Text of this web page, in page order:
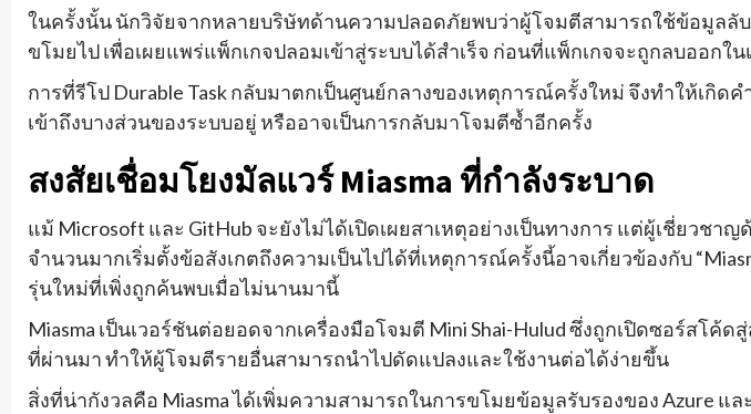
ในครั้งนั้น นักวิจัยจากหลายบริษัทด้านความปลอดภัยพบว่าผู้โจมตีสามารถใช้ข้อมูลลับ
ขโมยไป เพื่อเผยแพร่แพ็กเกจปลอมเข้าสู่ระบบได้สำเร็จ ก่อนที่แพ็กเกจจะถูกลบออกใน
การที่รีโป Durable Task กลับมาตกเป็นศูนย์กลางของเหตุการณ์ครั้งใหม่ จึงทำให้เกิด
เข้าถึงบางส่วนของระบบอยู่ หรืออาจเป็นการกลับมาโจมตีซ้ำอีกครั้ง
สงสัยเชื่อมโยงมัลแวร์ Miasma ที่กำลังระบาด
แม้ Microsoft และ GitHub จะยังไม่ได้เปิดเผยสาเหตุอย่างเป็นทางการ แต่ผู้เชี่ยวชา
จำนวนมากเริ่มตั้งข้อสังเกตถึงความเป็นไปได้ที่เหตุการณ์ครั้งนี้อาจเกี่ยวข้องกับ
รุ่นใหม่ที่เพิ่งถูกค้นพบเมื่อไม่นานมานี้
Miasma เป็นเวอร์ชันต่อยอดจากเครื่องมือโจมตี Mini Shai-Hulud ซึ่งถูกเปิดซอร์สโค้
ที่ผ่านมา ทำให้ผู้โจมตีรายอื่นสามารถนำไปดัดแปลงและใช้งานต่อได้ง่ายขึ้น
สิ่งที่น่ากังวลคือ Miasma ได้เพิ่มความสามารถในการขโมยข้อมูลรับรองของ Azure แล